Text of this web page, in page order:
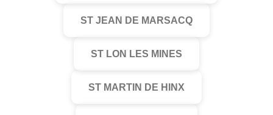
ST JEAN DE MARSACQ
ST LON LES MINES
ST MARTIN DE HINX